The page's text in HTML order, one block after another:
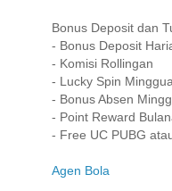
Bonus Deposit dan
- Bonus Deposit
- Komisi Rollingan
- Lucky Spin
- Bonus Absen
- Point Reward
- Free UC PUBG
Agen Bola